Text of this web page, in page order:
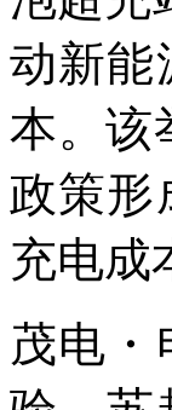
动新能
本。该
政策形
充电成
茂电・